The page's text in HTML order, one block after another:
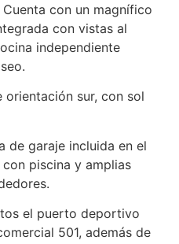
con un magnífico
con vistas al
independiente
orientación sur, con sol
de garaje incluida en el
piscina y amplias
el puerto deportivo
501, además de